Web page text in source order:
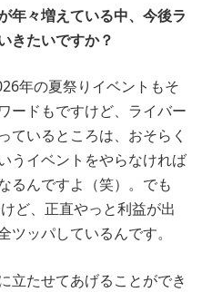
年々増えている中、今後ラ
きたいですか？
年の夏祭りイベントもそ
ードもですけど、ライバー
ているところは、おそらく
うイベントをやらなければ
るんですよ（笑）。でも
ど、正直やっと利益が出
ッパしているんです。
立たせてあげることができ